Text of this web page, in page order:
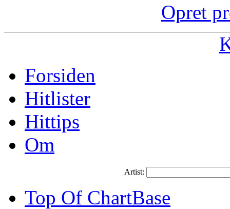
Opret
Forsiden
Hitlister
Hittips
Om
Artist:
Top Of ChartBase